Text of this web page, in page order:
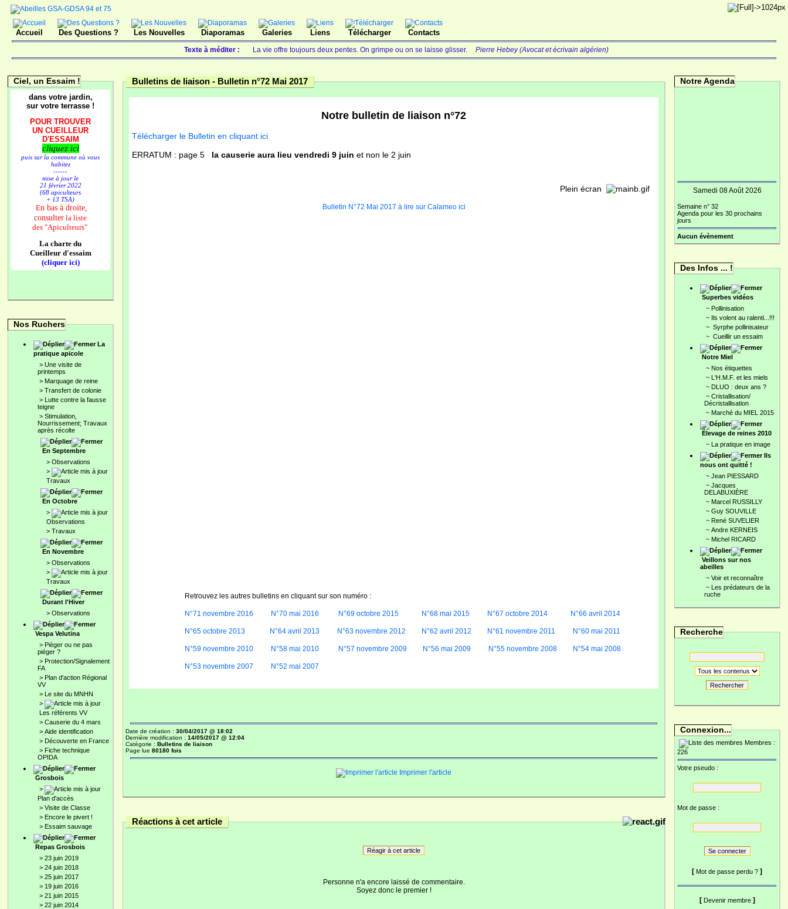
Accueil Des Questions ? Les Nouvelles Diaporamas Galeries Liens Télécharger Contacts
Texte à méditer : La vie offre toujours deux pentes. On grimpe ou on se laisse glisser. Pierre Hebey (Avocat et écrivain algérien)
Ciel, un Essaim !
dans votre jardin,
sur votre terrasse !
POUR TROUVER
UN CUEILLEUR
D'ESSAIM
cliquez ici
puis sur la commune où vous
habitez
------
mise à jour le
21 février 2022
(68 apiculteurs
+ 13 TSA)
En bas à droite,
consulter la liste
des "Apiculteurs"
La charte du
Cueilleur d'essaim
(cliquer ici)
Nos Ruchers
La
pratique apicole
> Une visite de
printemps
> Marquage de reine
> Transfert de colonie
> Lutte contre la fausse
teigne
> Stimulation,
Nourrissement; Travaux
après récolte
En Septembre
> Observations
>
Travaux
En Octobre
>
Observations
> Travaux
En Novembre
> Observations
>
Travaux
Durant l'Hiver
> Observations
Vespa Velutina
> Pièger ou ne pas
piéger ?
> Protection/Signalement
FA
> Plan d'action Régional
VV
> Le site du MNHN
>
Les référents VV
> Causerie du 4 mars
> Aide identification
> Découverte en France
> Fiche technique
OPIDA
Grosbois
>
Plan d'accès
> Visite de Classe
> Encore le pivert !
> Essaim sauvage
Repas Grosbois
> 23 juin 2019
> 24 juin 2018
> 25 juin 2017
> 19 juin 2016
> 21 juin 2015
> 22 juin 2014
Bulletins de liaison - Bulletin n°72 Mai 2017
Notre bulletin de liaison n°72
Télécharger le Bulletin en cliquant ici
ERRATUM : page 5 la causerie aura lieu vendredi 9 juin et non le 2 juin
Plein écran
Bulletin N°72 Mai 2017 à lire sur Calameo ici
Retrouvez les autres bulletins en cliquant sur son numéro :
N°71 novembre 2016 N°70 mai 2016 N°69 octobre 2015 N°68 mai 2015 N°67 octobre 2014 N°66 avril 2014
N°65 octobre 2013 N°64 avril 2013 N°63 novembre 2012 N°62 avril 2012 N°61 novembre 2011 N°60 mai 2011
N°59 novembre 2010 N°58 mai 2010 N°57 novembre 2009 N°56 mai 2009 N°55 novembre 2008 N°54 mai 2008
N°53 novembre 2007 N°52 mai 2007
Date de création : 30/04/2017 @ 18:02
Dernière modification : 14/05/2017 @ 12:04
Catégorie : Bulletins de liaison
Page lue 80180 fois
Imprimer l'article
Réactions à cet article
Réagir à cet article
Personne n'a encore laissé de commentaire.
Soyez donc le premier !
Notre Agenda
Samedi 08 Août 2026
Semaine n° 32
Agenda pour les 30 prochains
jours
Aucun évènement
Des Infos ... !
Superbes vidéos
~ Pollinisation
~ Ils volent au ralenti...!!!
~ Syrphe pollinisateur
~ Cueillir un essaim
Notre Miel
~ Nos étiquettes
~ L'H.M.F. et les miels
~ DLUO : deux ans ?
~ Cristallisation/
Décristallisation
~ Marché du MIEL 2015
Élevage de reines 2010
~ La pratique en image
Ils
nous ont quitté !
~ Jean PIESSARD
~ Jacques
DELABUXIÈRE
~ Marcel RUSSILLY
~ Guy SOUVILLE
~ René SUVELIER
~ Andre KERNEIS
~ Michel RICARD
Veillons sur nos
abeilles
~ Voir et reconnaître
~ Les prédateurs de la
ruche
Recherche
Rechercher
Connexion...
Membres :
226
Votre pseudo :
Mot de passe :
[ Mot de passe perdu ? ]
[ Devenir membre]